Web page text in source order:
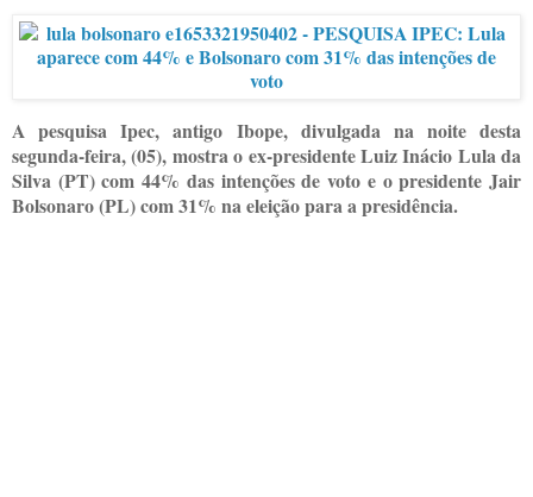
A pesquisa Ipec, antigo Ibope, divulgada na noite desta
segunda-feira, (05), mostra o ex-presidente Luiz Inácio Lula da
Silva (PT) com 44% das intenções de voto e o presidente Jair
Bolsonaro (PL) com 31% na eleição para a presidência.